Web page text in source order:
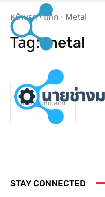
หน้าแรก แท็ก Metal
Tag:metal
ไม่มีโพสต์ที่แสดง
STAY CONNECTED